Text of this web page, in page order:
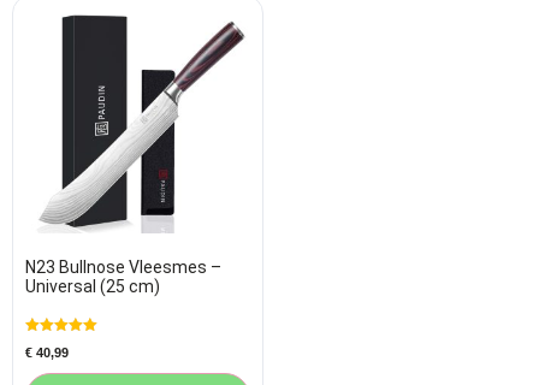
N23 Bullnose Vleesmes –
Universal (25 cm)
5.00
uit 5
€ 40,99